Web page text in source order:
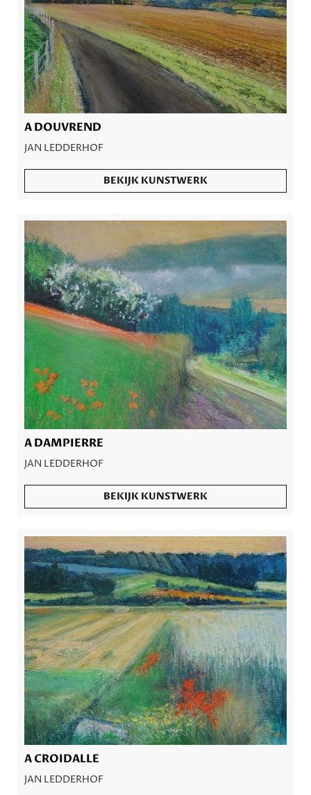
A DOUVREND
JAN LEDDERHOF
BEKIJK KUNSTWERK
A DAMPIERRE
JAN LEDDERHOF
BEKIJK KUNSTWERK
A CROIDALLE
JAN LEDDERHOF